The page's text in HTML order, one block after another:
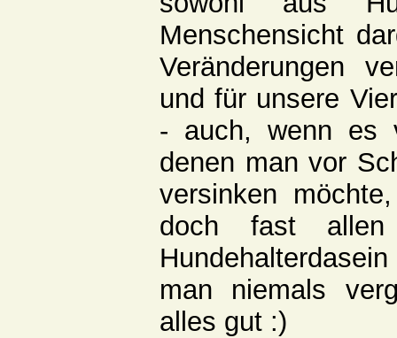
Menschensicht
Veränderungen
und für unsere
- auch, wenn es
denen man vor
versinken
doch fast allen
man niemals
alles gut :)